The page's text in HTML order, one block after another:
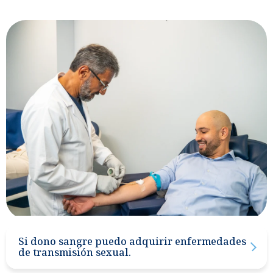
Si dono sangre puedo adquirir enfermedades
de transmisión sexual.